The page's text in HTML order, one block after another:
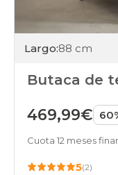
Largo:88 cm
Butaca de
469,99€
Cuota 12 meses
5(2)